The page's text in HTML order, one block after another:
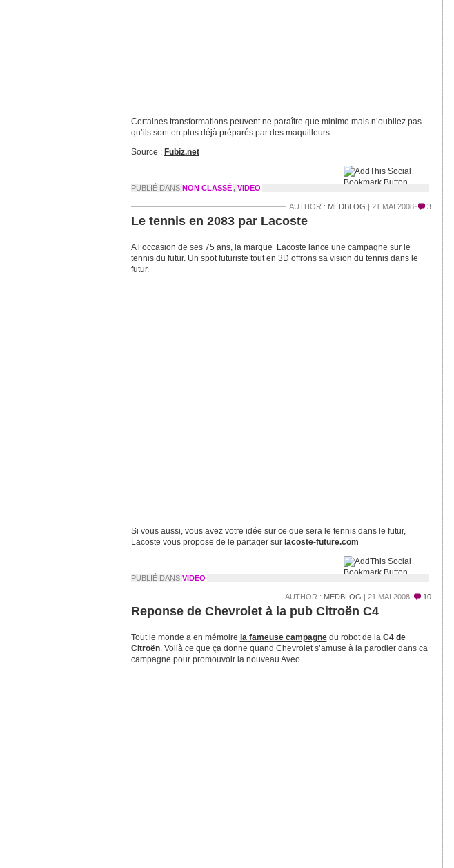
Certaines transformations peuvent ne paraître que minime mais n’oubliez pas
qu’ils sont en plus déjà préparés par des maquilleurs.
Source : Fubiz.net
PUBLIÉ DANS NON CLASSÉ , VIDEO
AUTHOR : MEDBLOG | 21 MAI 2008 3
Le tennis en 2083 par Lacoste
A l’occasion de ses 75 ans, la marque Lacoste lance une campagne sur le
tennis du futur. Un spot futuriste tout en 3D offrons sa vision du tennis dans le
futur.
Si vous aussi, vous avez votre idée sur ce que sera le tennis dans le futur,
Lacoste vous propose de le partager sur lacoste-future.com
PUBLIÉ DANS VIDEO
AUTHOR : MEDBLOG | 21 MAI 2008 10
Reponse de Chevrolet à la pub Citroën C4
Tout le monde a en mémoire la fameuse campagnedu robot de la C4 de
Citroën. Voilà ce que ça donne quand Chevrolet s’amuse à la parodier dans ca
campagne pour promouvoir la nouveau Aveo.